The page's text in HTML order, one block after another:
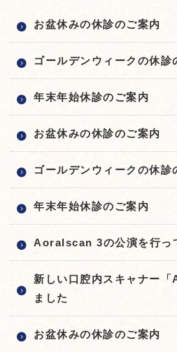
お盆休みの休診のご案内
ゴールデンウィークの休診
年末年始休診のご案内
お盆休みの休診のご案内
ゴールデンウィークの休診
年末年始休診のご案内
Aoralscan 3の公演を行っ
新しい口腔内スキャナー
ました
お盆休みの休診のご案内